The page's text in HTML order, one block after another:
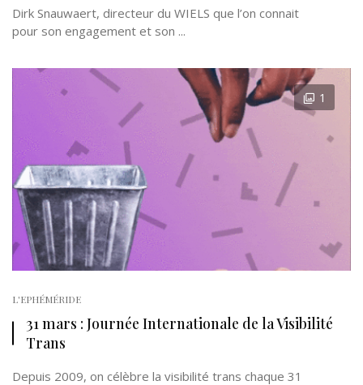
Dirk Snauwaert, directeur du WIELS que l’on connait
pour son engagement et son ...
1
L'EPHÉMÉRIDE
31 mars : Journée Internationale de la Visibilité
Trans
Depuis 2009, on célèbre la visibilité trans chaque 31